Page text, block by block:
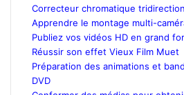
Correcteur chromatique
Apprendre le montage multi-
Publiez vos vidéos HD en grand
Réussir son effet Vieux Film Muet
Préparation des animations et
DVD